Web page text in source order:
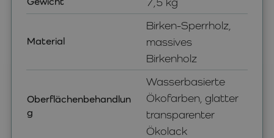
Material
Birken-Sperrholz,
massives
Birkenholz
Oberflächenbehandlun
g
Wasserbasierte
Ökofarben, glatter
transparenter
Ökolack